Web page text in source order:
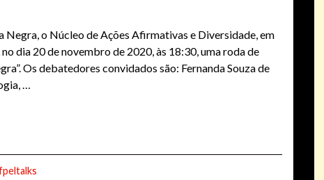
Negra, o Núcleo de Ações Afirmativas e Diversidade, em
dia 20 de novembro de 2020, às 18:30, uma roda de
Os debatedores convidados são: Fernanda Souza de
…